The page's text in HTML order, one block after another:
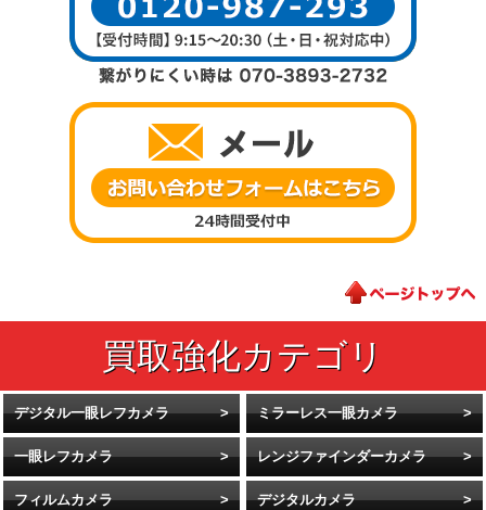
デジタル一眼レフカメラ ミラーレス一眼カメラ
一眼レフカメラ レンジファインダーカメラ
フィルムカメラ デジタルカメラ